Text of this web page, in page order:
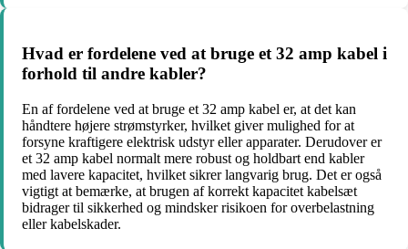
Hvad er fordelene ved at bruge et 32 amp kabel i
forhold til andre kabler?
En af fordelene ved at bruge et 32 amp kabel er, at det kan
håndtere højere strømstyrker, hvilket giver mulighed for at
forsyne kraftigere elektrisk udstyr eller apparater. Derudover er
et 32 amp kabel normalt mere robust og holdbart end kabler
med lavere kapacitet, hvilket sikrer langvarig brug. Det er også
vigtigt at bemærke, at brugen af korrekt kapacitet kabelsæt
bidrager til sikkerhed og mindsker risikoen for overbelastning
eller kabelskader.